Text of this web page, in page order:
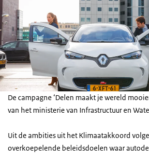
De campagne ‘Delen maakt je wereld
van het ministerie van Infrastructuur en
Uit de ambities uit het Klimaatakkoord
overkoepelende beleidsdoelen waar